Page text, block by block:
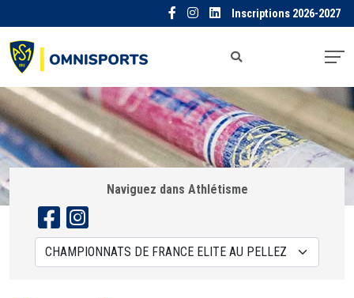
Inscriptions 2026-2027
Naviguez dans Athlétisme